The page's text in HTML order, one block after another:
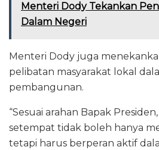
Menteri Dody Tekankan
Dalam Negeri
Menteri Dody juga
pelibatan masyarakat lokal
pembangunan.
“Sesuai arahan Bapak
setempat tidak boleh hanya
tetapi harus berperan aktif